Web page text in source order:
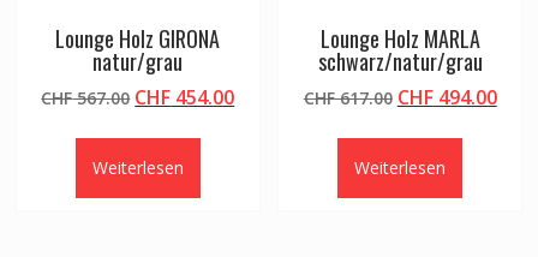
Lounge Holz GIRONA
natur/grau
CHF567.00 Ursprünglicher
CHF 567.00
CHF 454.00Aktueller
Weiterlesen
Lounge Holz MARLA
schwarz/natur/grau
CHF617.00 Ursprünglicher
CHF 617.00
CHF494.00
Weiterlesen